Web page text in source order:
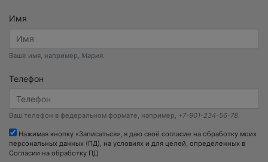
Имя
Ваше имя, например, Мария
Телефон
Ваш телефон в федеральном формате, например, +7-901-234-56-78.
Нажимая кнопку «Записаться», я даю своё согласие на обработку моих
персональных данных (ПД), на условиях и для целей, определенных в
Согласии на обработку ПД